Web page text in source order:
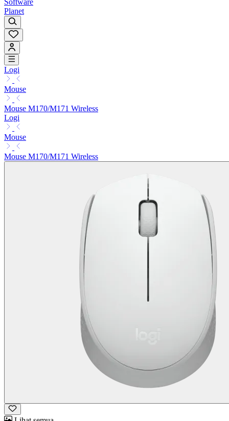
Planet
Logi
Mouse
Mouse M170/M171 Wireless
Logi
Mouse
Mouse M170/M171 Wireless